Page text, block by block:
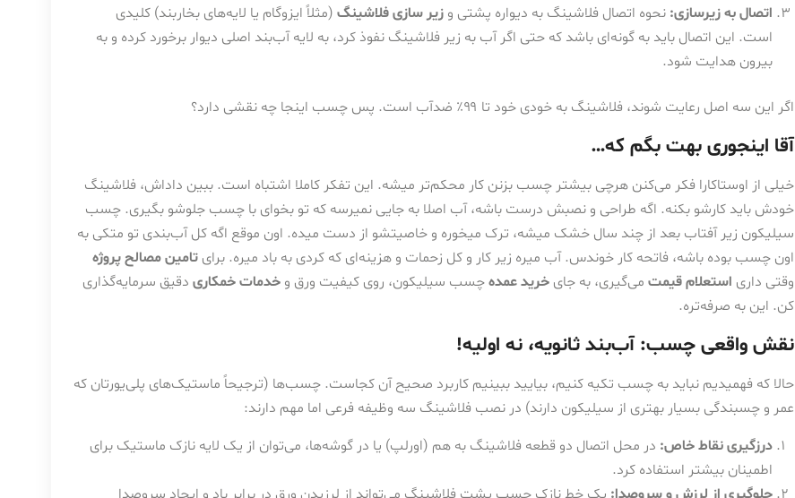
اتصال به زیرسازی: نحوه اتصال فلاشینگ به دیواره پشتی و زیر سازی فلاشینگ (مثلاً ایزوگام یا لایه‌های بخاربند) کلیدی
است. این اتصال باید به گونه‌ای باشد که حتی اگر آب به زیر فلاشینگ نفوذ کرد، به لایه آب‌بند اصلی دیوار برخورد کرده و به
بیرون هدایت شود.
اگر این سه اصل رعایت شوند، فلاشینگ به خودی خود تا ۹۹٪ ضدآب است. پس چسب اینجا چه نقشی دارد؟
آقا اینجوری بهت بگم که…
خیلی از اوستاکارا فکر می‌کنن هرچی بیشتر چسب بزنن کار محکم‌تر میشه. این تفکر کاملا اشتباه است. ببین داداش، فلاشینگ
خودش باید کارشو بکنه. اگه طراحی و نصبش درست باشه، آب اصلا به جایی نمیرسه که تو بخوای با چسب جلوشو بگیری. چسب
سیلیکون زیر آفتاب بعد از چند سال خشک میشه، ترک میخوره و خاصیتشو از دست میده. اون موقع اگه کل آب‌بندی تو متکی به
اون چسب بوده باشه، فاتحه کار خوندس. آب میره زیر کار و کل زحمات و هزینه‌ای که کردی به باد میره. برای تامین مصالح پروژه
وقتی داری استعلام قیمت می‌گیری، به جای خرید عمدهچسب سیلیکون، روی کیفیت ورق و خدمات خمکاری دقیق سرمایه‌گذاری
کن. این به صرفه‌تره.
نقش واقعی چسب: آب‌بند ثانویه، نه اولیه!
حالا که فهمیدیم نباید به چسب تکیه کنیم، بیایید ببینیم کاربرد صحیح آن کجاست. چسب‌ها (ترجیحاً ماستیک‌های پلی‌یورتان که
عمر و چسبندگی بسیار بهتری از سیلیکون دارند) در نصب فلاشینگ سه وظیفه فرعی اما مهم دارند:
درزگیری نقاط خاص: در محل اتصال دو قطعه فلاشینگ به هم (اورلپ) یا در گوشه‌ها، می‌توان از یک لایه نازک ماستیک برای
اطمینان بیشتر استفاده کرد.